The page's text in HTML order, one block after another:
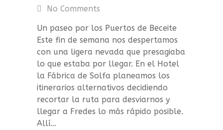
No Comments
Un paseo por los Puertos de Beceite
Este fin de semana nos despertamos
con una ligera nevada que presagiaba
lo que estaba por llegar. En el Hotel
la Fábrica de Solfa planeamos los
itinerarios alternativos decidiendo
recortar la ruta para desviarnos y
llegar a Fredes lo más rápido posible.
Allí…